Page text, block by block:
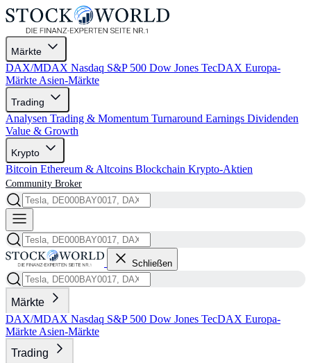
Märkte
DAX/MDAX Nasdaq S&P 500 Dow Jones TecDAX Europa-
Märkte Asien-Märkte
Trading
Analysen Trading & Momentum Turnaround Earnings Dividenden
Value & Growth
Krypto
Bitcoin Ethereum & Altcoins Blockchain Krypto-Aktien
Community Broker
Schließen
Märkte
DAX/MDAX Nasdaq S&P 500 Dow Jones TecDAX Europa-
Märkte Asien-Märkte
Trading